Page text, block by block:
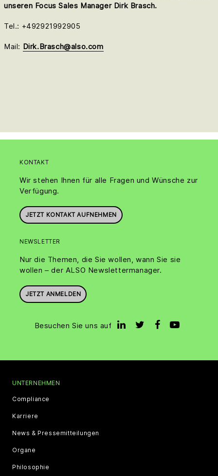
unseren Focus Sales Manager Dirk Brasch.
Tel.: +492921992905
Mail: Dirk.Brasch@also.com
KONTAKT
Wir stehen Ihnen für alle Fragen und Wünsche zur
Verfügung.
JETZT KONTAKT AUFNEHMEN
NEWSLETTER
Nur die Themen, die Sie wollen, wann Sie sie
wollen – der ALSO Newslettermanager.
JETZT ANMELDEN
Besuchen Sie uns auf
UNTERNEHMEN
Compliance
Karriere
News & Pressemitteilungen
Organe
Philosophie